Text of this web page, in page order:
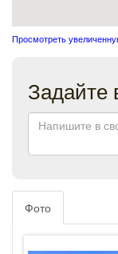
Просмотреть
Задайте
Фото